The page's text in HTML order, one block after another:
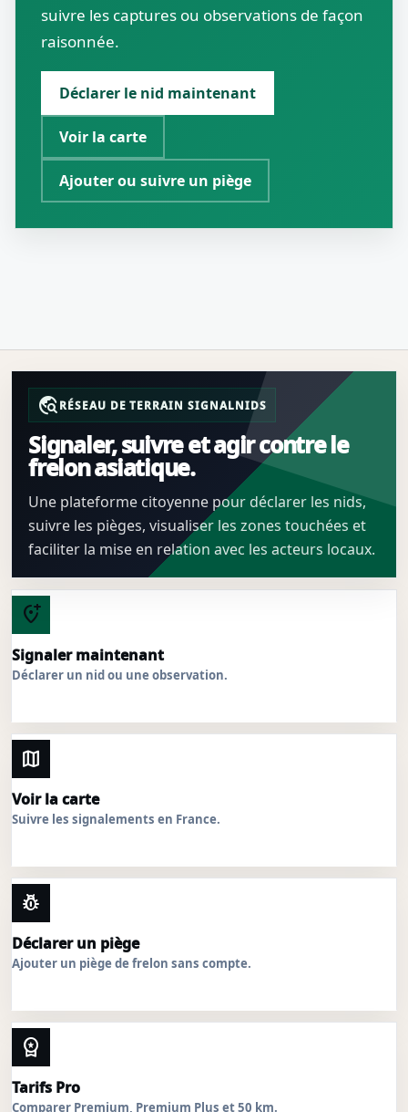
suivre les captures ou observations de façon
raisonnée.
Déclarer le nid maintenant
Voir la carte
Ajouter ou suivre un piège
travel_exploreRÉSEAU DE TERRAIN SIGNALNIDS
Signaler, suivre et agir contre le
frelon asiatique.
Une plateforme citoyenne pour déclarer les nids,
suivre les pièges, visualiser les zones touchées et
faciliter la mise en relation avec les acteurs locaux.
add_location_alt
Signaler maintenant
Déclarer un nid ou une observation.
map
Voir la carte
Suivre les signalements en France.
pest_control
Déclarer un piège
Ajouter un piège de frelon sans compte.
workspace_premium
Tarifs Pro
Comparer Premium, Premium Plus et 50 km.